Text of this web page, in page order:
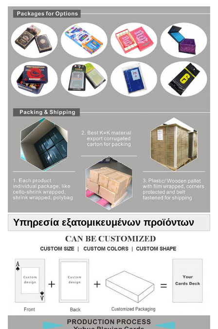
Υπηρεσία εξατομικευμένων προϊόντων